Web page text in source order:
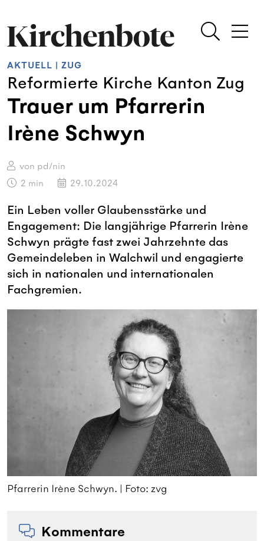
AKTUELL ZUG
Reformierte Kirche Kanton Zug
Trauer um Pfarrerin
Irène Schwyn
von pd/nin
2 min 29.10.2024
Ein Leben voller Glaubensstärke und
Engagement: Die langjährige Pfarrerin Irène
Schwyn prägte fast zwei Jahrzehnte das
Gemeindeleben in Walchwil und engagierte
sich in nationalen und internationalen
Fachgremien.
Pfarrerin Irène Schwyn. | Foto: zvg
Kommentare